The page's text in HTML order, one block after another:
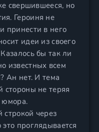
свершившееся, но
Героиня не
принести в него
идеи из своего
бы так ли
известных всем
Ан нет. И тема
стороны не теряя
юмора.
через
проглядывается